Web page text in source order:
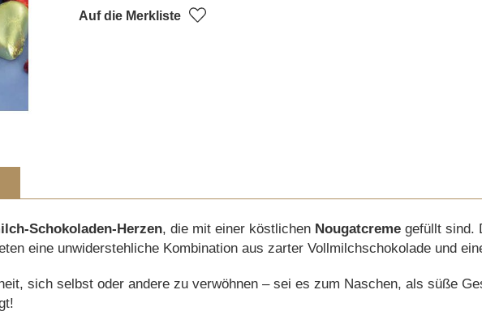
Auf die Merkliste
Schokoladen-Herzen, die mit einer köstlichen Nougatcreme gefüllt sind.
eine unwiderstehliche Kombination aus zarter Vollmilchschokolade und
sich selbst oder andere zu verwöhnen – sei es zum Naschen, als süße